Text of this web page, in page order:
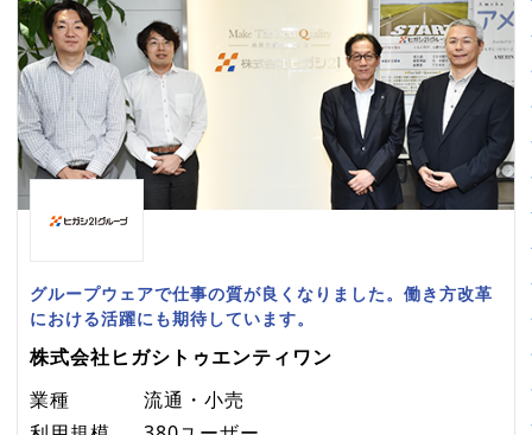
グループウェアで仕事の質が良くなりました。働き方改革
における活躍にも期待しています。
株式会社ヒガシトゥエンティワン
業種
流通・小売